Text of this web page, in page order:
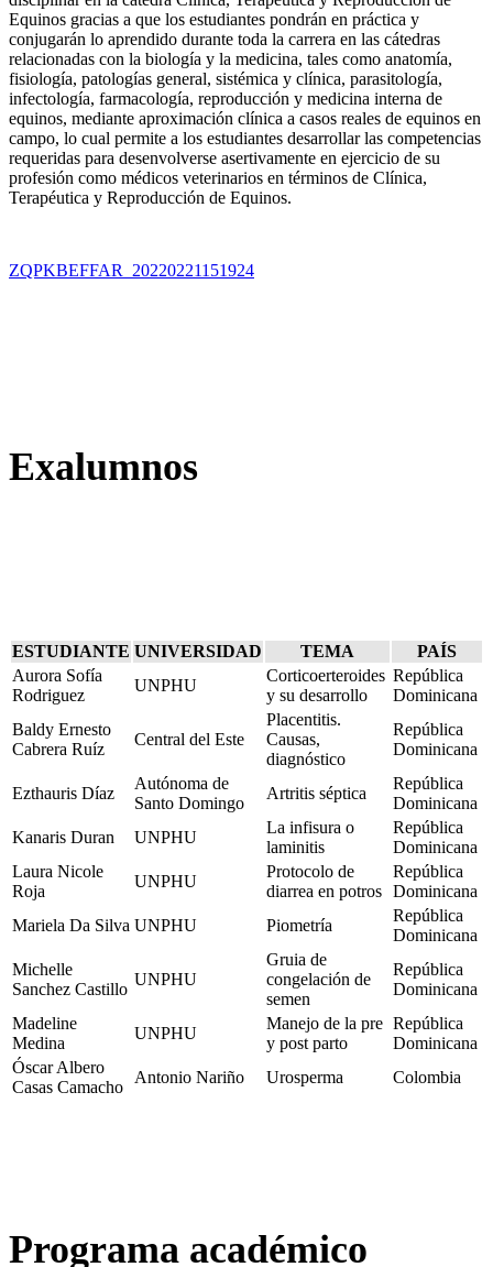
Equinos gracias a que los estudiantes pondrán en práctica y
conjugarán lo aprendido durante toda la carrera en las cátedras
relacionadas con la biología y la medicina, tales como anatomía,
fisiología, patologías general, sistémica y clínica, parasitología,
infectología, farmacología, reproducción y medicina interna de
equinos, mediante aproximación clínica a casos reales de equinos en
campo, lo cual permite a los estudiantes desarrollar las competencias
requeridas para desenvolverse asertivamente en ejercicio de su
profesión como médicos veterinarios en términos de Clínica,
Terapéutica y Reproducción de Equinos.
ZQPKBEFFAR_20220221151924
Exalumnos
ESTUDIANTE UNIVERSIDAD TEMA
PAÍS
Aurora Sofía
Rodriguez
UNPHU
Corticoerteroides
y su desarrollo
República
Dominicana
Baldy Ernesto
Cabrera Ruíz
Central del Este
Placentitis.
Causas,
diagnóstico
República
Dominicana
Ezthauris Díaz
Autónoma de
Santo Domingo
Artritis séptica
República
Dominicana
Kanaris Duran
UNPHU
La infisura o
laminitis
República
Dominicana
Laura Nicole
Roja
UNPHU
Protocolo de
diarrea en potros
República
Dominicana
Mariela Da Silva UNPHU Piometría
República
Dominicana
Michelle
Sanchez Castillo
UNPHU
Gruia de
congelación de
semen
República
Dominicana
Madeline
Medina
UNPHU
Manejo de la pre
y post parto
República
Dominicana
Óscar Albero
Casas Camacho
Antonio Nariño Urosperma Colombia
Programa académico